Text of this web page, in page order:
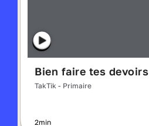
Bien faire tes devoirs
TakTik - Primaire
2min